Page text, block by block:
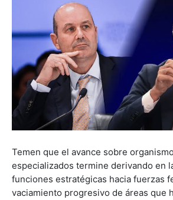
Temen que el avance sobre
especializados termine derivando en
funciones estratégicas hacia fuerzas
vaciamiento progresivo de áreas que